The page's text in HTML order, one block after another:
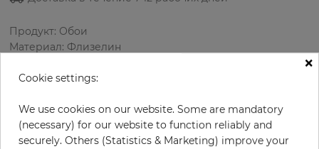
Продукт: Обои
Материал: Флизелин
Дизайн: Полосы
Использование: Зал
Цвет: Коричневый
Цвет узора: Коричневый
×
Cookie settings:
We use cookies on our website. Some are mandatory
(necessary) for our website to function reliably and
securely. Others (Statistics & Marketing) improve your